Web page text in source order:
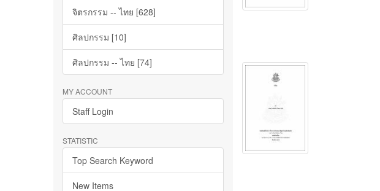
จิตรกรรม -- ไทย [628]
ศิลปกรรม [10]
ศิลปกรรม -- ไทย [74]
MY ACCOUNT
Staff Login
STATISTIC
Top Search Keyword
New Items